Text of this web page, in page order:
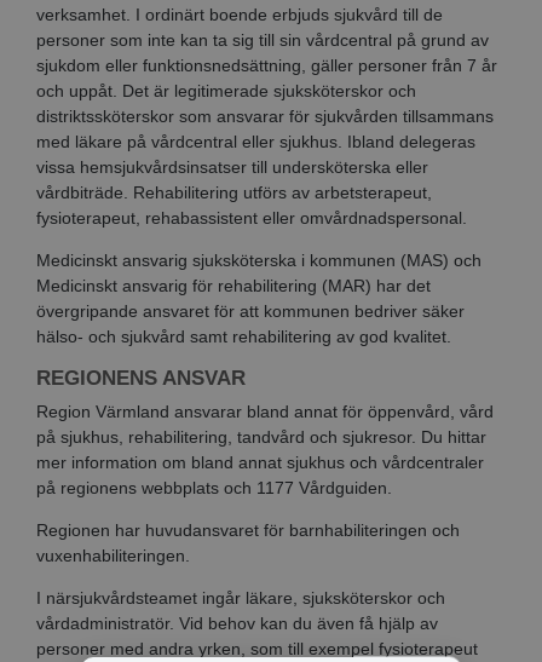
verksamhet. I ordinärt boende erbjuds sjukvård till de
personer som inte kan ta sig till sin vårdcentral på grund av
sjukdom eller funktionsnedsättning, gäller personer från 7 år
och uppåt. Det är legitimerade sjuksköterskor och
distriktssköterskor som ansvarar för sjukvården tillsammans
med läkare på vårdcentral eller sjukhus. Ibland delegeras
vissa hemsjukvårdsinsatser till undersköterska eller
vårdbiträde. Rehabilitering utförs av arbetsterapeut,
fysioterapeut, rehabassistent eller omvårdnadspersonal.
Medicinskt ansvarig sjuksköterska i kommunen (MAS) och
Medicinskt ansvarig för rehabilitering (MAR) har det
övergripande ansvaret för att kommunen bedriver säker
hälso- och sjukvård samt rehabilitering av god kvalitet.
REGIONENS ANSVAR
Region Värmland ansvarar bland annat för öppenvård, vård
på sjukhus, rehabilitering, tandvård och sjukresor. Du hittar
mer information om bland annat sjukhus och vårdcentraler
på regionens webbplats och 1177 Vårdguiden.
Regionen har huvudansvaret för barnhabiliteringen och
vuxenhabiliteringen.
I närsjukvårdsteamet ingår läkare, sjuksköterskor och
vårdadministratör. Vid behov kan du även få hjälp av
personer med andra yrken, som till exempel fysioterapeut